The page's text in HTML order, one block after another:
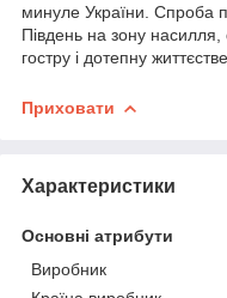
минуле України. Спроба
Південь на зону насилля,
гостру і дотепну
Приховати
Характеристики
Основні атрибути
Виробник